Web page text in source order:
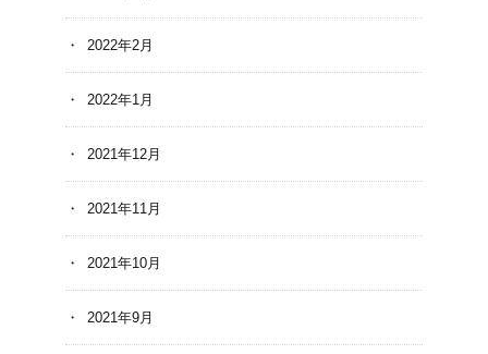
2022年2月
2022年1月
2021年12月
2021年11月
2021年10月
2021年9月